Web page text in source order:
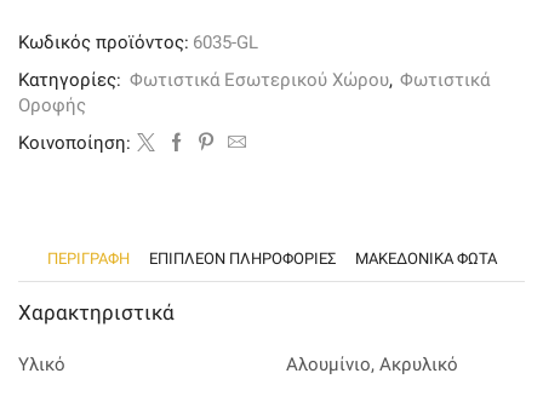
χρυσαφί
αλουμίνιο
και
ακρυλικό,
LED
Κωδικός προϊόντος: 6035-GL
Κατηγορίες: Φωτιστικά Εσωτερικού Χώρου, Φωτιστικά
Οροφής
Kοινοποίηση:
ΠΕΡΙΓΡΑΦΉ ΕΠΙΠΛΈΟΝ ΠΛΗΡΟΦΟΡΊΕΣ ΜΑΚΕΔΟΝΙΚΑ ΦΩΤΑ
Χαρακτηριστικά
Υλικό Αλουμίνιο, Ακρυλικό